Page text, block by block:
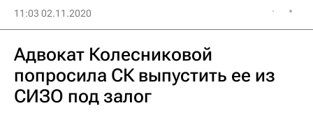
11:03 02.11.2020
Адвокат Колесниковой
попросила СК выпустить ее из
СИЗО под залог